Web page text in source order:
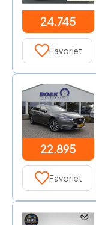
24.745
Favoriet
22.895
Favoriet